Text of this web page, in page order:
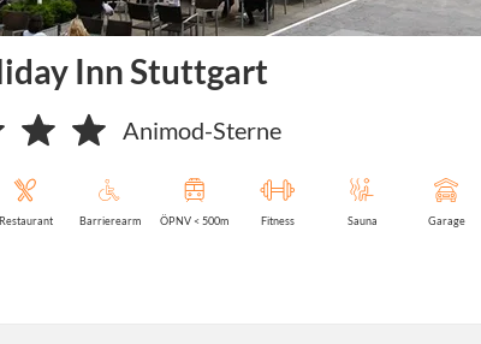
Inn Stuttgart
Animod-Sterne
Restaurant Barrierearm ÖPNV < 500m Fitness Sauna Garage